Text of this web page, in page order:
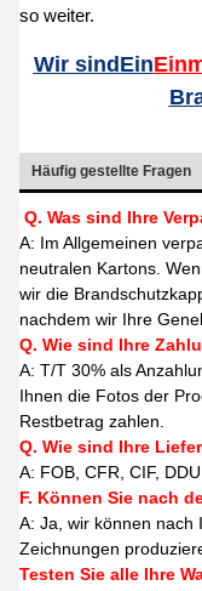
so weiter.
Wir sind Ein
Häufig gestellte Fragen
Q. Was sind Ihre
A: Im Allgemeinen
neutralen Kartons.
wir die
nachdem wir Ihre
Q. Wie sind Ihre
A: T/T 30% als
Ihnen die Fotos der
Restbetrag zahlen.
Q. Wie sind Ihre
A: FOB, CFR, CIF,
F. Können Sie nach
A: Ja, wir können nach
Zeichnungen
Testen Sie alle Ihre